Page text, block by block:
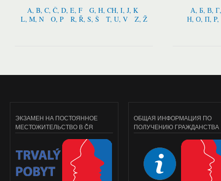
A, B, C, Č, D, E, F
G, H, CH, I, J, K
L, M, N
O, P R, Ř, S, Š T, U, V Z, Ž
А, Б, В,
Н, О, П,
ЭКЗАМЕН НА ПОСТОЯННОЕ
МЕСТОЖИТЕЛЬСТВО В ČR
ОБЩАЯ ИНФОРМАЦИЯ ПО
ПОЛУЧЕНИЮ ГРАЖДАНСТВА